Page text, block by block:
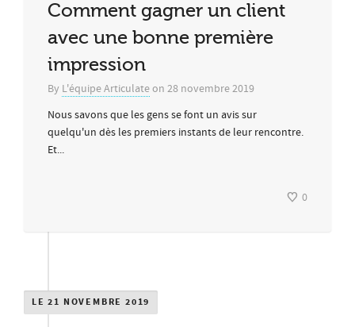
Comment gagner un client
avec une bonne première
impression
By L'équipe Articulateon 28 novembre 2019
Nous savons que les gens se font un avis sur
quelqu'un dès les premiers instants de leur rencontre.
Et...
0
LE 21 NOVEMBRE 2019